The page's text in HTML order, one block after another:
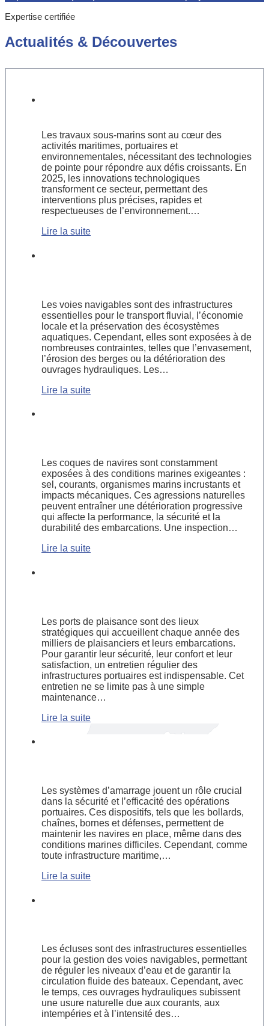
Expertise certifiée
Actualités & Découvertes
Les travaux sous-marins sont au cœur des
activités maritimes, portuaires et
environnementales, nécessitant des technologies
de pointe pour répondre aux défis croissants. En
2025, les innovations technologiques
transforment ce secteur, permettant des
interventions plus précises, rapides et
respectueuses de l’environnement.…
Lire la suite
Les voies navigables sont des infrastructures
essentielles pour le transport fluvial, l’économie
locale et la préservation des écosystèmes
aquatiques. Cependant, elles sont exposées à de
nombreuses contraintes, telles que l’envasement,
l’érosion des berges ou la détérioration des
ouvrages hydrauliques. Les…
Lire la suite
Les coques de navires sont constamment
exposées à des conditions marines exigeantes :
sel, courants, organismes marins incrustants et
impacts mécaniques. Ces agressions naturelles
peuvent entraîner une détérioration progressive
qui affecte la performance, la sécurité et la
durabilité des embarcations. Une inspection…
Lire la suite
Les ports de plaisance sont des lieux
stratégiques qui accueillent chaque année des
milliers de plaisanciers et leurs embarcations.
Pour garantir leur sécurité, leur confort et leur
satisfaction, un entretien régulier des
infrastructures portuaires est indispensable. Cet
entretien ne se limite pas à une simple
maintenance…
Lire la suite
Les systèmes d’amarrage jouent un rôle crucial
dans la sécurité et l’efficacité des opérations
portuaires. Ces dispositifs, tels que les bollards,
chaînes, bornes et défenses, permettent de
maintenir les navires en place, même dans des
conditions marines difficiles. Cependant, comme
toute infrastructure maritime,…
Lire la suite
Les écluses sont des infrastructures essentielles
pour la gestion des voies navigables, permettant
de réguler les niveaux d’eau et de garantir la
circulation fluide des bateaux. Cependant, avec
le temps, ces ouvrages hydrauliques subissent
une usure naturelle due aux courants, aux
intempéries et à l’intensité des…